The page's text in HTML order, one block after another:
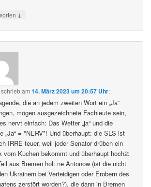
↓
schriebam14. März 2023 um 20:57 Uhr:
die an jedem zweiten Wort ein „Ja“
mögen ausgezeichnete Fachleute sein,
nervt einfach: Das Wetter „ja“ und die
„Ja“ = *NERV*! Und überhaupt: die SLS ist
IRRE teuer, weil jeder Senator drüben ein
vom Kuchen bekommt und überhaupt hoch2:
aus Bremen holt ne Antonow (ist die nicht
Ukrainern bei Verteidigen oder Erobern des
zerstört worden?), die dann in Bremen